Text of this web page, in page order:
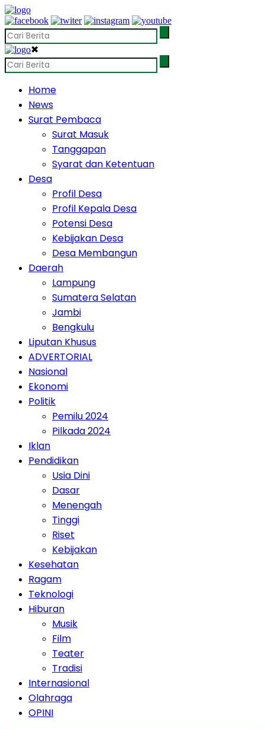
✖
Home
News
Surat Pembaca
Surat Masuk
Tanggapan
Syarat dan Ketentuan
Desa
Profil Desa
Profil Kepala Desa
Potensi Desa
Kebijakan Desa
Desa Membangun
Daerah
Lampung
Sumatera Selatan
Jambi
Bengkulu
Liputan Khusus
ADVERTORIAL
Nasional
Ekonomi
Politik
Pemilu 2024
Pilkada 2024
Iklan
Pendidikan
Usia Dini
Dasar
Menengah
Tinggi
Riset
Kebijakan
Kesehatan
Ragam
Teknologi
Hiburan
Musik
Film
Teater
Tradisi
Internasional
Olahraga
OPINI